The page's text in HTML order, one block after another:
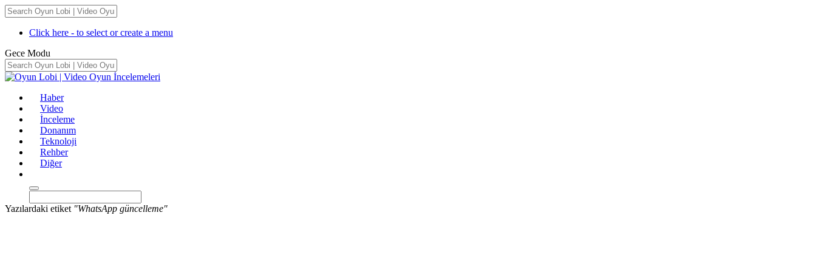
Click here - to select or create a menu
Gece Modu
Haber
Video
İnceleme
Donanım
Teknoloji
Rehber
Diğer
Yazılardaki etiket "WhatsApp güncelleme"